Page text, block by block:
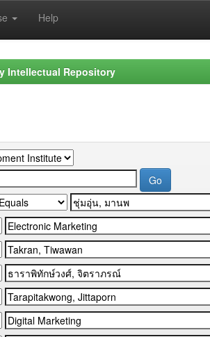
Help
Intellectual Repository